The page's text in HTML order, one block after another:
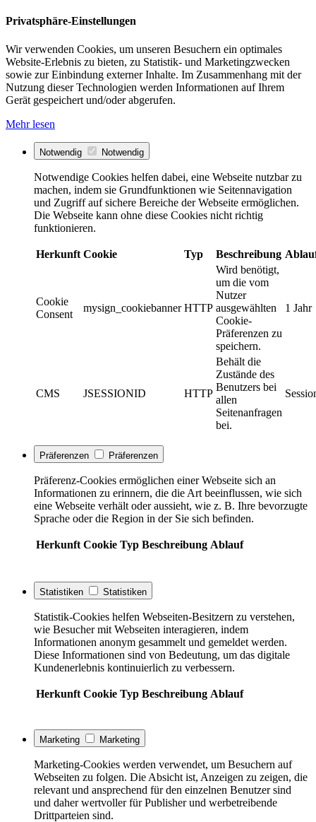
Privatsphäre-Einstellungen
Wir verwenden Cookies, um unseren Besuchern ein optimales
Website-Erlebnis zu bieten, zu Statistik- und Marketingzwecken
sowie zur Einbindung externer Inhalte. Im Zusammenhang mit der
Nutzung dieser Technologien werden Informationen auf Ihrem
Gerät gespeichert und/oder abgerufen.
Mehr lesen
Notwendig Notwendig
Notwendige Cookies helfen dabei, eine Webseite nutzbar zu
machen, indem sie Grundfunktionen wie Seitennavigation
und Zugriff auf sichere Bereiche der Webseite ermöglichen.
Die Webseite kann ohne diese Cookies nicht richtig
funktionieren.
Herkunft Cookie Typ Beschreibung
Cookie
Consent
mysign_cookiebanner HTTP
Wird benötigt,
um die vom
Nutzer
ausgewählten
Cookie-
Präferenzen zu
speichern.
1 Jahr
CMS JSESSIONID HTTP
Behält die
Zustände des
Benutzers bei
allen
Seitenanfragen
bei.
Präferenzen Präferenzen
Präferenz-Cookies ermöglichen einer Webseite sich an
Informationen zu erinnern, die die Art beeinflussen, wie sich
eine Webseite verhält oder aussieht, wie z. B. Ihre bevorzugte
Sprache oder die Region in der Sie sich befinden.
Herkunft Cookie Typ Beschreibung Ablauf
Statistiken Statistiken
Statistik-Cookies helfen Webseiten-Besitzern zu verstehen,
wie Besucher mit Webseiten interagieren, indem
Informationen anonym gesammelt und gemeldet werden.
Diese Informationen sind von Bedeutung, um das digitale
Kundenerlebnis kontinuierlich zu verbessern.
Herkunft Cookie Typ Beschreibung Ablauf
Marketing Marketing
Marketing-Cookies werden verwendet, um Besuchern auf
Webseiten zu folgen. Die Absicht ist, Anzeigen zu zeigen, die
relevant und ansprechend für den einzelnen Benutzer sind
und daher wertvoller für Publisher und werbetreibende
Drittparteien sind.